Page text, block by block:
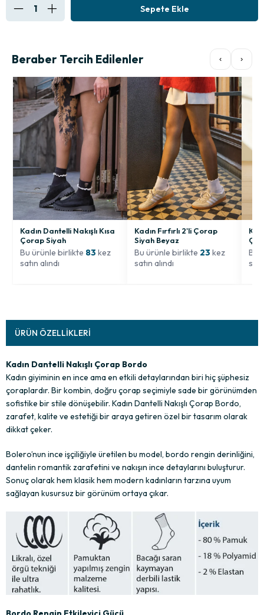
Beraber Tercih Edilenler ‹ ›
Kadın Dantelli Nakışlı Kısa
Çorap Siyah
Bu ürünle birlikte 83 kez
satın alındı
Kadın Fırfırlı 2'li Çorap
Siyah Beyaz
Bu ürünle birlikte 23 kez
satın alındı
Bu
ÜRÜN ÖZELLIKLERI
Kadın Dantelli Nakışlı Çorap Bordo
Kadın giyiminin en ince ama en etkili detaylarından biri hiç şüphesiz
çoraplardır. Bir kombin, doğru çorap seçimiyle sade bir görünümden
sofistike bir stile dönüşebilir. Kadın Dantelli Nakışlı Çorap Bordo,
zarafet, kalite ve estetiği bir araya getiren özel bir tasarım olarak
dikkat çeker.
Bolero’nun ince işçiliğiyle üretilen bu model, bordo rengin derinliğini,
dantelin romantik zarafetini ve nakışın ince detaylarını buluşturur.
Sonuç olarak hem klasik hem modern kadınların tarzına uyum
sağlayan kusursuz bir görünüm ortaya çıkar.